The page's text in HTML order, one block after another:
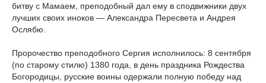
битву с Мамаем, преподобный дал ему в сподвижники двух
лучших своих иноков — Александра Пересвета и Андрея
Ослябю.
Пророчество преподобного Сергия исполнилось: 8 сентября
(по старому стилю) 1380 года, в день праздника Рождества
Богородицы, русские воины одержали полную победу над